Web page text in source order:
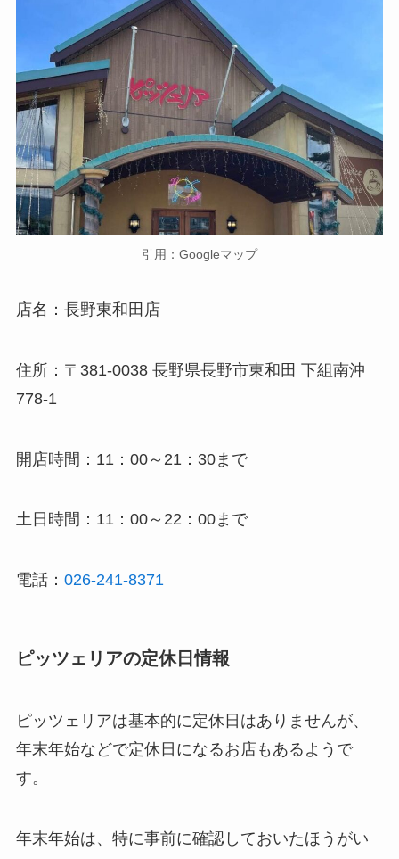
引用：Googleマップ
店名：長野東和田店
住所：〒381-0038 長野県長野市東和田 下組南沖
778-1
開店時間：11：00～21：30まで
土日時間：11：00～22：00まで
電話： 026-241-8371
ピッツェリアの定休日情報
ピッツェリアは基本的に定休日はありませんが、
年末年始などで定休日になるお店もあるようで
す。
年末年始は、特に事前に確認しておいたほうがい